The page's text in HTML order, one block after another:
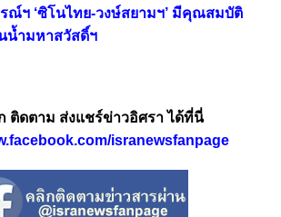
รณ์ฯ ‘ซิโนไทย-วงษ์สยามฯ’ มีคุณสมบัติ
น้ำมหาสวัสดิ์ฯ
ติดตาม ส่งแชร์ข่าวอิศรา ได้ที่นี่
isranewsfanpage